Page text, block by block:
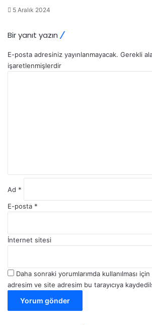
5 Aralık 2024
Bir yanıt yazın
E-posta adresiniz yayınlanmayacak. Gerekli
işaretlenmişlerdir
Ad *
E-posta *
İnternet sitesi
Daha sonraki yorumlarımda kullanılması
adresim ve site adresim bu tarayıcıya